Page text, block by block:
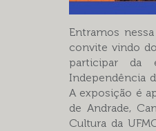
Entramos
convite vindo
participar da
Independência
A exposição é
de Andrade,
Cultura da